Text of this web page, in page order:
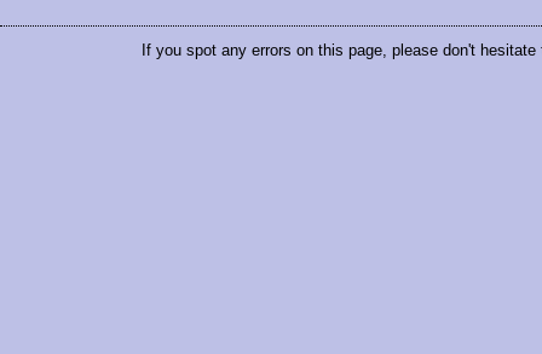
If you spot any errors on this page, please don't